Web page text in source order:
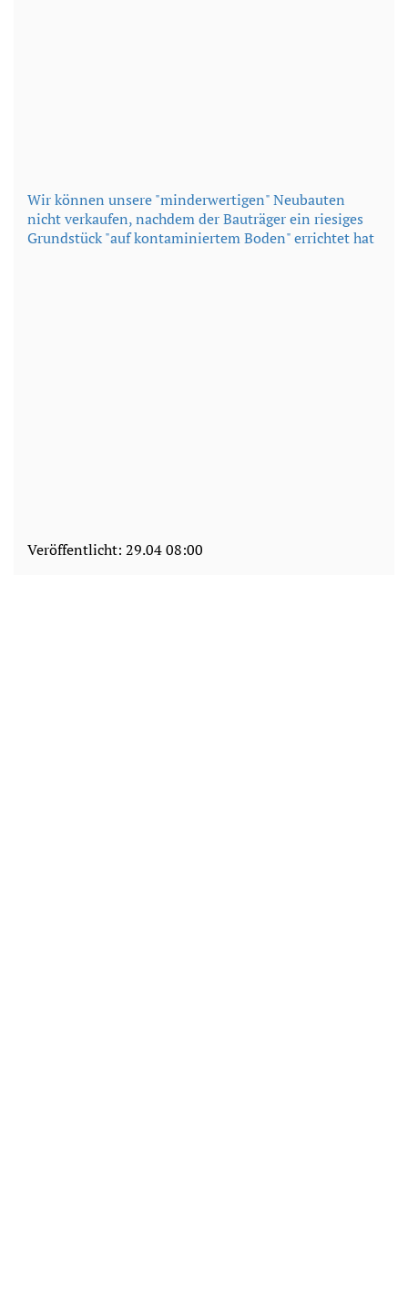
Wir können unsere "minderwertigen" Neubauten
nicht verkaufen, nachdem der Bauträger ein riesiges
Grundstück "auf kontaminiertem Boden" errichtet hat
Veröffentlicht: 29.04 08:00